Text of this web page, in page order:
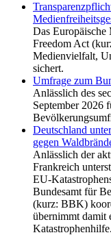
Das Europäische
Freedom Act
Medienvielfalt,
sichert.
Umfrage zum
Anlässlich des
September 2026
Deutschland
gegen
Anlässlich der
Frankreich
EU-
Bundesamt für
(kurz: BBK)
übernimmt damit
Katastrophenhilfe.